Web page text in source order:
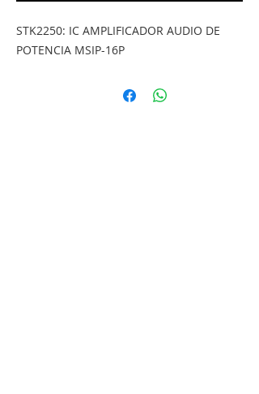
STK2250: IC AMPLIFICADOR AUDIO DE
POTENCIA MSIP-16P